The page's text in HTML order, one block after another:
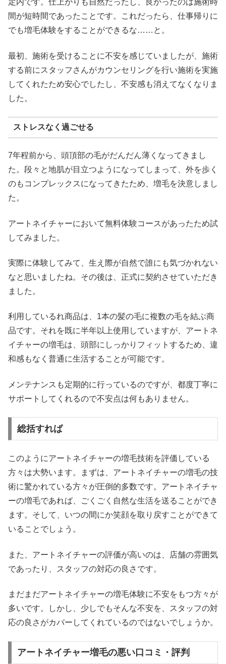
定内です。仕上がりも自然だったし、良かったのは施術時
間が短時間であったことです。これだったら、仕事帰りに
でも増毛体験をすることができるな……と。
最初、施術を受けることに不安を感じていましたが、施術
する前にスタッフさんがカウンセリングを行い施術を実施
してくれたため安心でしたし、不安感も消えてなくなりま
した。
ストレスなく過ごせる
7年程前から、頭頂部の毛がだんだん薄くなってきまし
た。段々と地肌が目立つようになってしまって、外を歩く
のもコンプレックスになってきたため、増毛を決意しまし
た。
アートネイチャーにおいて無料体験コースがあったため試
してみました。
実際に体験してみて、生え際が自然で誰にも気づかれない
なと思いましたね。その後は、正式に契約させていただき
ました。
利用しているれ商品は、1本の髪の毛に複数の毛を結ぶ商
品です。それを既に半年以上使用していますが、アートネ
イチャーの増毛は、頭部にしっかりフィットするため、違
和感もなく普通に生活することが可能です。
メンテナンスも定期的に行っているのですが、都度丁寧に
サポートしてくれるので不安点は何もありません。
総括すれば
このようにアートネイチャーの増毛技術を評価している
方々は大勢います。まずは、アートネイチャーの増毛の技
術に驚かれている方々が圧倒的多数です。アートネイチャ
ーの増毛であれば、ごくごく自然な生活を送ることができ
ます。そして、いつの間にか笑顔を取り戻すことができて
いることでしょう。
また、アートネイチャーの評価が高いのは、店舗の雰囲気
であったり、スタッフの対応の良さです。
まだまだアートネイチャーの増毛体験に不安をもつ方々が
多いです。しかし、少しでもそんな不安を、スタッフの対
応の良さがカバーしてくれているのではないでしょうか。
アートネイチャー増毛の悪い口コミ・評判